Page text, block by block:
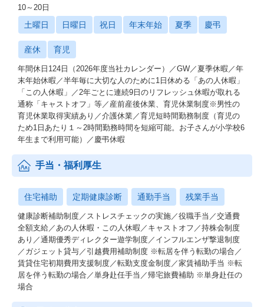
10～20日
土曜日 日曜日 祝日 年末年始 夏季 慶弔
産休 育児
年間休日124日（2026年度当社カレンダー）／GW／夏季休暇／年
末年始休暇／半年毎に大切な人のために1日休める「あの人休暇」
「この人休暇」／2年ごとに連続9日のリフレッシュ休暇が取れる
通称「キャストオフ」等／産前産後休業、育児休業制度※男性の
育児休業取得実績あり／介護休業／育児短時間勤務制度（育児の
ため1日あたり１～2時間勤務時間を短縮可能。お子さんが小学校6
年生まで利用可能）／慶弔休暇
手当・福利厚生
住宅補助 定期健康診断 通勤手当 残業手当
健康診断補助制度／ストレスチェックの実施／役職手当／交通費
全額支給／あの人休暇・この人休暇／キャストオフ／持株会制度
あり／通期優秀ディレクター遊学制度／インフルエンザ撃退制度
／ガジェット貸与／引越費用補助制度 ※転居を伴う転勤の場合／
賃貸住宅初期費用支援制度／転勤支度金制度／家賃補助手当 ※転
居を伴う転勤の場合／単身赴任手当／帰宅旅費補助 ※単身赴任の
場合